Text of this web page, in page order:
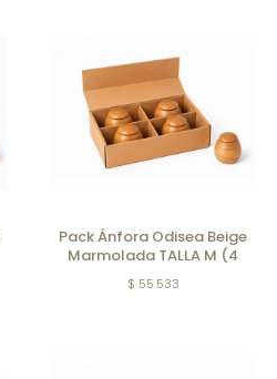
Pack Ánfora Odisea Beige
Marmolada TALLA M (4
unidades))
$ 55.533